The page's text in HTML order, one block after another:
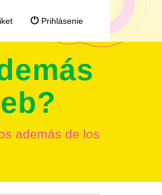
Prihlásenie
además de los